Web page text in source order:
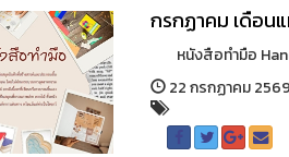
กรกฏาคม เดือน
หนังสือทำมือ
22 กรกฏาคม 2569